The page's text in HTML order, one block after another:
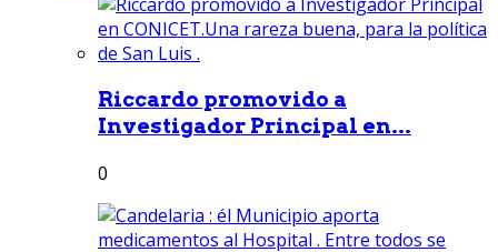
Riccardo promovido a
Investigador Principal en...
0